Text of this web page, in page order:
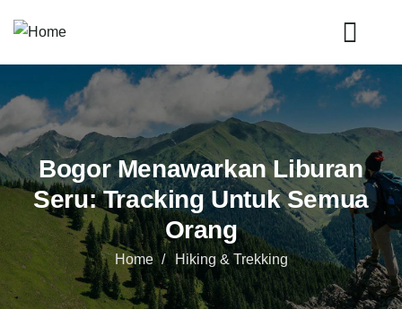
Bogor Menawarkan Liburan
Seru: Tracking Untuk Semua
Orang
Home Hiking & Trekking